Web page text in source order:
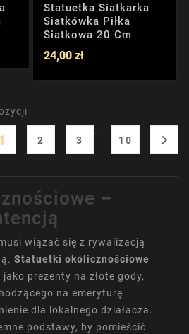
Statuetka Siatkarka
Siatkówka Piłka
Siatkowa 20 Cm
24,00 zł
2 3
…
10

–
wiązać się z rywalizacją
Statuetki okolicznościowe
prezenty na złote gody,
na emeryturę
dla lokalnego działacza.
podstawy, by pomieścić